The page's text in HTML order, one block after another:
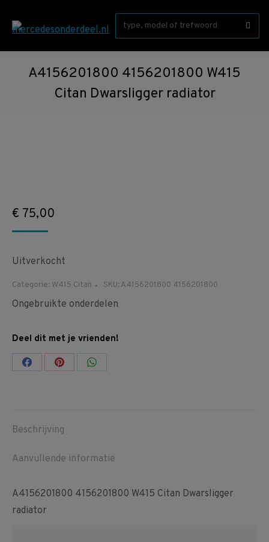
Zoeken:
A4156201800 4156201800 W415
Citan Dwarsligger radiator
€ 75,00
Uitverkocht
Categorie: W415 Citan SKU:A4156201800 4156201800
Ongebruikte onderdelen
Deel dit met je vrienden!
Share Share Share
Beschrijving
Aanvullende informatie
A4156201800 4156201800 W415 Citan Dwarsligger
radiator